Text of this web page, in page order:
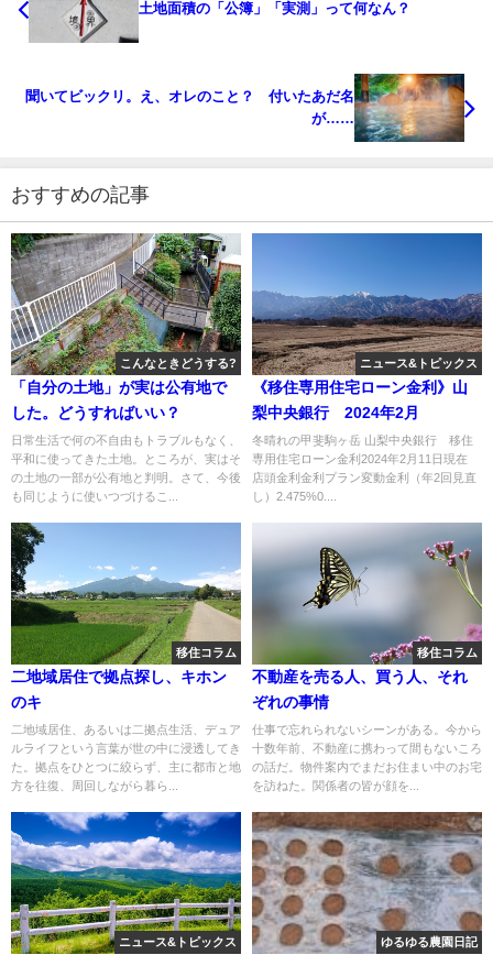
土地面積の「公簿」「実測」って何なん？
聞いてビックリ。え、オレのこと？ 付いたあだ名
が……
おすすめの記事
こんなときどうする?
「自分の土地」が実は公有地で
した。どうすればいい？
日常生活で何の不自由もトラブルもなく、
平和に使ってきた土地。ところが、実はそ
の土地の一部が公有地と判明。さて、今後
も同じように使いつづけるこ...
ニュース&トピックス
《移住専用住宅ローン金利》山
梨中央銀行 2024年2月
冬晴れの甲斐駒ヶ岳 山梨中央銀行 移住
専用住宅ローン金利2024年2月11日現在
店頭金利金利プラン変動金利（年2回見直
し）2.475%0....
移住コラム
二地域居住で拠点探し、キホン
のキ
二地域居住、あるいは二拠点生活、デュア
ルライフという言葉が世の中に浸透してき
た。拠点をひとつに絞らず、主に都市と地
方を往復、周回しながら暮ら...
移住コラム
不動産を売る人、買う人、それ
ぞれの事情
仕事で忘れられないシーンがある。今から
十数年前、不動産に携わって間もないころ
の話だ。物件案内でまだお住まい中のお宅
を訪ねた。関係者の皆が顔を...
ニュース&トピックス ゆるゆる農園日記